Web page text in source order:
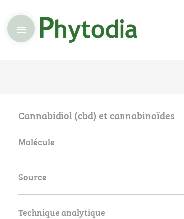

Cannabidiol (cbd) et cannabinoïdes
Molécule
Source
Technique analytique